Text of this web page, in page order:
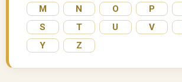
M
N O P
S
T U V
Y
Z